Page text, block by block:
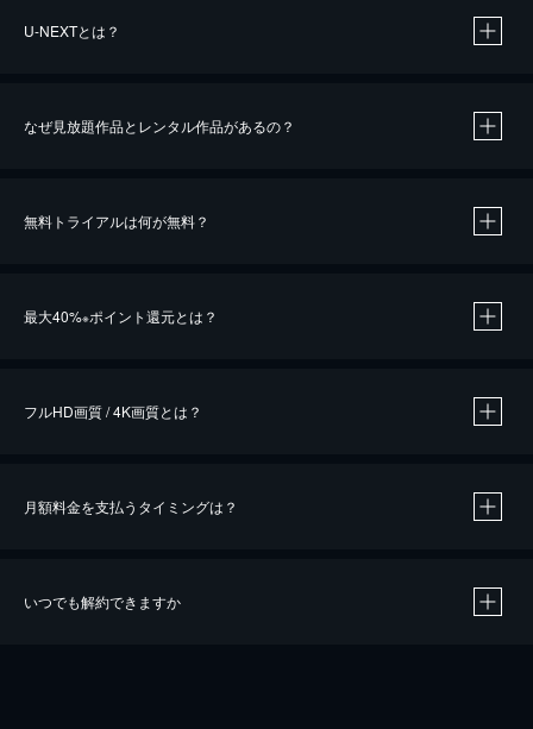
U-NEXTとは？
なぜ見放題作品とレンタル作品があるの？
無料トライアルは何が無料？
最大40%※ポイント還元とは？
※40％ポイント還元の対象は、クレジットカード決済による作品の購入 / レンタルです。
iOSアプリのUコイン決済による作品の購入 / レンタルは、20％のポイント還元です。
フルHD画質 / 4K画質とは？
月額料金を支払うタイミングは？
いつでも解約できますか